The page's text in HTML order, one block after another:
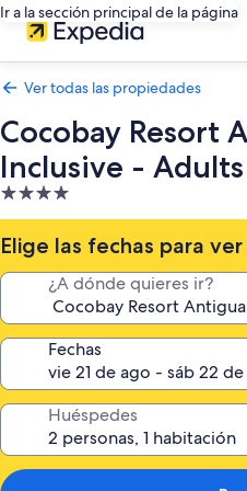
Ir a la sección principal de la página
Ver todas las propiedades
Cocobay Resort
Inclusive -
Propiedad
de
4.0
estrellas
Elige las fechas para
¿A dónde quieres ir?
Fechas
Huéspedes